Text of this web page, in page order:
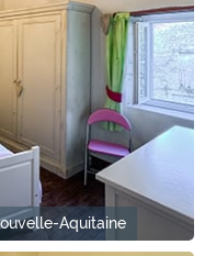
Aquitaine